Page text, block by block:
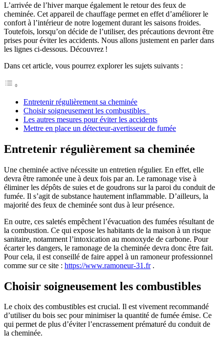
L’arrivée de l’hiver marque également le retour des feux de
cheminée. Cet appareil de chauffage permet en effet d’améliorer le
confort à l’intérieur de notre logement durant les saisons froides.
Toutefois, lorsqu’on décide de l’utiliser, des précautions devront être
prises pour éviter les accidents. Nous allons justement en parler dans
les lignes ci-dessous. Découvrez !
Dans cet article, vous pourrez explorer les sujets suivants :
Entretenir régulièrement sa cheminée
Choisir soigneusement les combustibles
Les autres mesures pour éviter les accidents
Mettre en place un détecteur-avertisseur de fumée
Entretenir régulièrement sa cheminée
Une cheminée active nécessite un entretien régulier. En effet, elle
devra être ramonée une à deux fois par an. Le ramonage vise à
éliminer les dépôts de suies et de goudrons sur la paroi du conduit de
fumée. Il s’agit de substance hautement inflammable. D’ailleurs, la
majorité des feux de cheminée sont dus à leur présence.
En outre, ces saletés empêchent l’évacuation des fumées résultant de
la combustion. Ce qui expose les habitants de la maison à un risque
sanitaire, notamment l’intoxication au monoxyde de carbone. Pour
écarter les dangers, le ramonage de la cheminée devra donc être fait.
Pour cela, il est conseillé de faire appel à un ramoneur professionnel
comme sur ce site : https://www.ramoneur-31.fr.
Choisir soigneusement les combustibles
Le choix des combustibles est crucial. Il est vivement recommandé
d’utiliser du bois sec pour minimiser la quantité de fumée émise. Ce
qui permet de plus d’éviter l’encrassement prématuré du conduit de
la cheminée.